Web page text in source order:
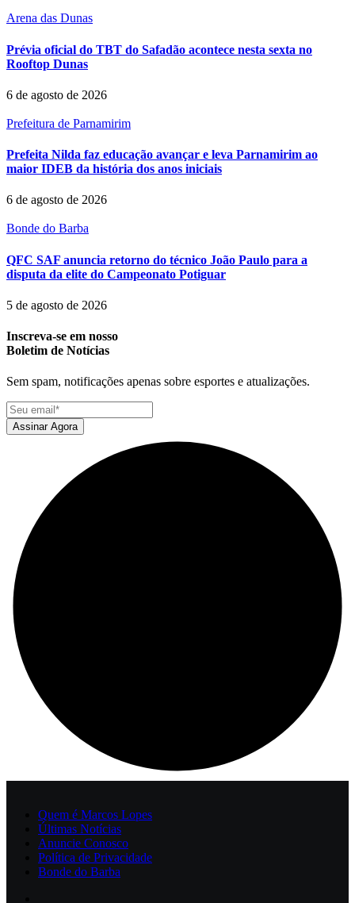
Arena das Dunas
Prévia oficial do TBT do Safadão acontece nesta sexta no
Rooftop Dunas
6 de agosto de 2026
Prefeitura de Parnamirim
Prefeita Nilda faz educação avançar e leva Parnamirim ao
maior IDEB da história dos anos iniciais
6 de agosto de 2026
Bonde do Barba
QFC SAF anuncia retorno do técnico João Paulo para a
disputa da elite do Campeonato Potiguar
5 de agosto de 2026
Inscreva-se em nosso
Boletim de Notícias
Sem spam, notificações apenas sobre esportes e atualizações.
Assinar Agora
Quem é Marcos Lopes
Últimas Notícias
Anuncie Conosco
Política de Privacidade
Bonde do Barba